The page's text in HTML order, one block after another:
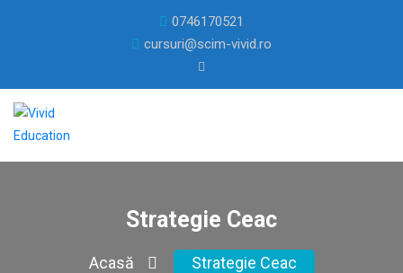
0746170521
cursuri@scim-vivid.ro
Strategie Ceac
Acasă Strategie Ceac